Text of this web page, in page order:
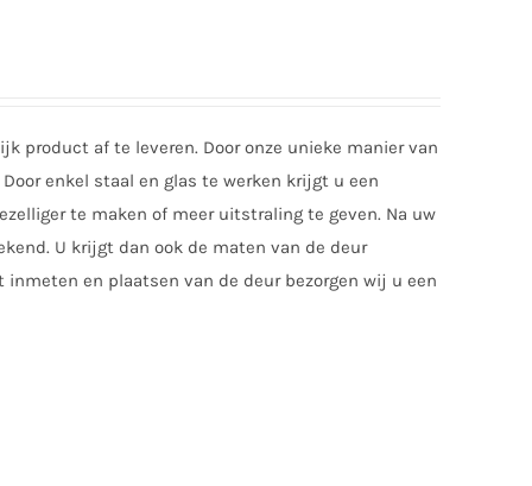
product af te leveren. Door onze unieke manier van
enkel staal en glas te werken krijgt u een
te maken of meer uitstraling te geven. Na uw
U krijgt dan ook de maten van de deur
en plaatsen van de deur bezorgen wij u een